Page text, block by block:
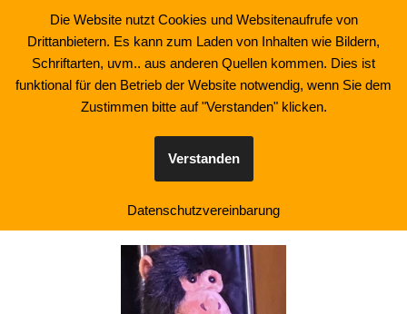
Zum
Inhalt
springen
Akteure 2026
Die Website nutzt Cookies und Websitenaufrufe von
Drittanbietern. Es kann zum Laden von Inhalten wie Bildern,
Schriftarten, uvm.. aus anderen Quellen kommen. Dies ist
funktional für den Betrieb der Website notwendig, wenn Sie dem
Zustimmen bitte auf "Verstanden" klicken.
Verstanden
Datenschutzvereinbarung